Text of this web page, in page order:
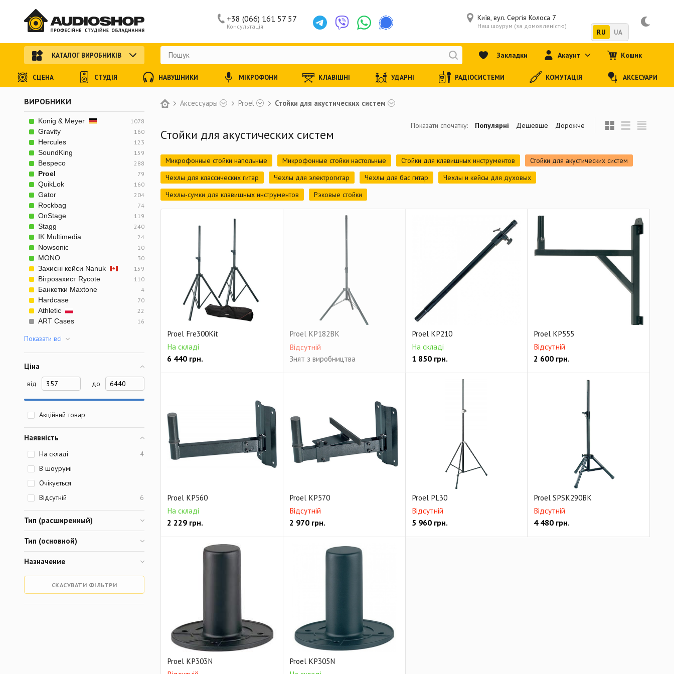
Аксессуары Proel Стойки для акустических систем
Стойки для акустических систем
Микрофонные стойки напольные Микрофонные стойки настольные Стойки для клавишных инструментов
Стойки для акустических систем
Чехлы для классических гитар
Чехлы для электрогитар Чехлы для бас гитар
Чехлы и кейсы для духовых
Чехлы-сумки для клавишных инструментов
Рэковые стойки
Proel Fre300Kit
На складі
6 440 грн.
Proel KP182BK
Відсутній
Знят з виробництва
Proel KP210
На складі
1 850грн.
Proel KP555
Відсутній
2 600 грн.
Proel KP560
На складі
2 229 грн.
Proel KP570
Відсутній
2 970грн.
Proel PL30
Відсутній
5 960грн.
Proel SPSK290BK
Відсутній
4 480 грн.
Proel KP303N
Proel KP305N
Показати спочатку: Популярні Дешевше Дорожче
ВИРОБНИКИ
Konig & Meyer 1078
Gravity 160
Hercules 123
SoundKing 159
Bespeco 288
Proel 79
QuikLok 160
Gator 204
Rockbag 74
OnStage 119
Stagg 240
IK Multimedia 24
Nowsonic 10
MONO 30
Захисні кейси Nanuk 159
Вітрозахист Rycote 110
Банкетки Maxtone 4
Hardcase 70
Athletic 22
ART Cases 16
Показати всi
Ціна
від до
Акційний товар
Наявність
На складі 4
В шоурумі
Очікується
Відсутній
6
Тип (расширенный)
Тип (основной)
Назначение
СКАСУВАТИ ФІЛЬТРИ
Консультація
+38 (066) 161 57 57 Київ, вул. Сергія Колоса 7
Наш шоурум (за домовленістю)
RU UA
КАТАЛОГ ВИРОБНИКІВ Закладки Акаунт Кошик
СЦЕНА СТУДІЯ НАВУШНИКИ МІКРОФОНИ КЛАВІШНІ УДАРНІ РАДІОСИСТЕМИ КОМУТАЦІЯ АКСЕСУАРИ